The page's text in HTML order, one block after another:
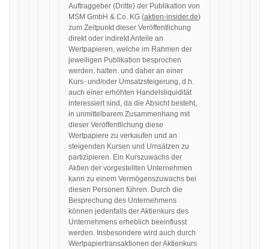
Auftraggeber (Dritte) der Publikation von
MSM GmbH & Co. KG (aktien-insider.de)
zum Zeitpunkt dieser Veröffentlichung
direkt oder indirekt Anteile an
Wertpapieren, welche im Rahmen der
jeweiligen Publikation besprochen
werden, halten. und daher an einer
Kurs- und/oder Umsatzsteigerung, d.h.
auch einer erhöhten Handelsliquidität
interessiert sind, da die Absicht besteht,
in unmittelbarem Zusammenhang mit
dieser Veröffentlichung diese
Wertpapiere zu verkaufen und an
steigenden Kursen und Umsätzen zu
partizipieren. Ein Kurszuwachs der
Aktien der vorgestellten Unternehmen
kann zu einem Vermögenszuwachs bei
diesen Personen führen. Durch die
Besprechung des Unternehmens
können jedenfalls der Aktienkurs des
Unternehmens erheblich beeinflusst
werden. Insbesondere wird auch durch
Wertpapiertransaktionen der Aktienkurs